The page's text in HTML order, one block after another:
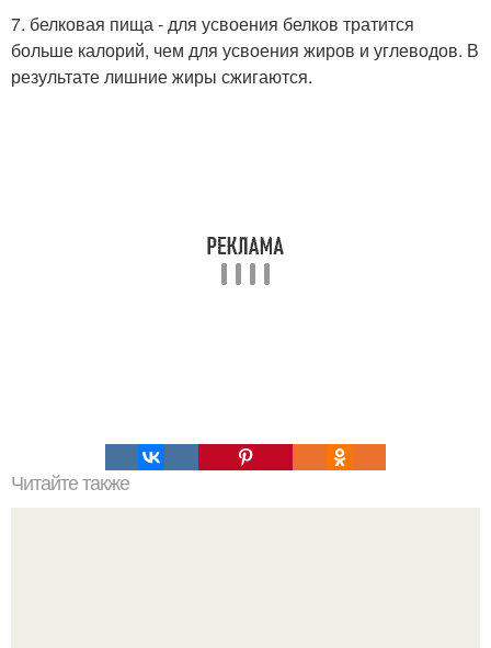
7. белковая пища - для усвоения белков тратится
больше калорий, чем для усвоения жиров и углеводов. В
результате лишние жиры сжигаются.
Читайте также